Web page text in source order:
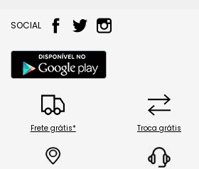
SOCIAL
Frete grátis* Troca grátis